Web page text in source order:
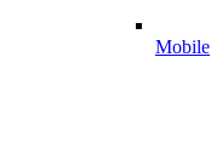
Mobile